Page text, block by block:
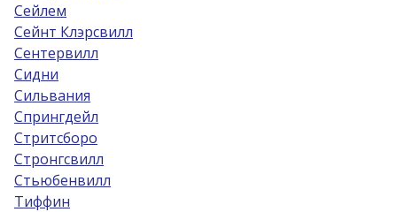
Сейлем
Сейнт Клэрсвилл
Сентервилл
Сидни
Сильвания
Спрингдейл
Стритсборо
Стронгсвилл
Стьюбенвилл
Тиффин